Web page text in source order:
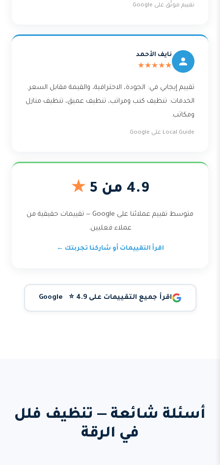
تقييم موثّق على Google
نايف الأحمد
★★★★★
تقييم إيجابي في: الجودة، الاحترافية، والقيمة مقابل السعر.
الخدمات: تنظيف كنب ومراتب، تنظيف عميق، تنظيف منازل
ومكاتب.
Local Guide على Google
4.9 من 5 ★
متوسط تقييم عملائنا على Google — تقييمات حقيقية من
عملاء فعليين.
اقرأ التقييمات أو شاركنا تجربتك ←
اقرأ جميع التقييمات على Google ⭐ 4.9
أسئلة شائعة — تنظيف فلل
في الرقة